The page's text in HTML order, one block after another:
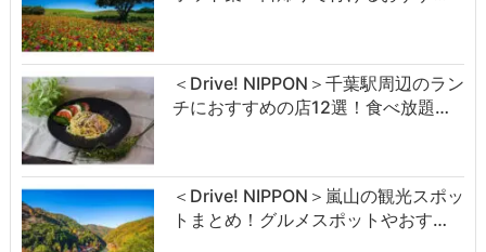
＜Drive! NIPPON＞千葉駅周辺のラン
チにおすすめの店12選！食べ放題…
＜Drive! NIPPON＞嵐山の観光スポッ
トまとめ！グルメスポットやおす…